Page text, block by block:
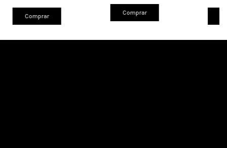
Comprar
Comprar